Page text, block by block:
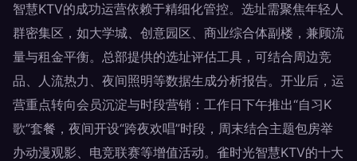
智慧KTV的成功运营依赖于精细化管控。选址需聚焦年轻人
群密集区，如大学城、创意园区、商业综合体副楼，兼顾流
量与租金平衡。总部提供的选址评估工具，可结合周边竞
品、人流热力、夜间照明等数据生成分析报告。开业后，运
营重点转向会员沉淀与时段营销：工作日下午推出“自习K
歌”套餐，夜间开设“跨夜欢唱”时段，周末结合主题包房举
办动漫观影、电竞联赛等增值活动。雀时光智慧KTV的十大